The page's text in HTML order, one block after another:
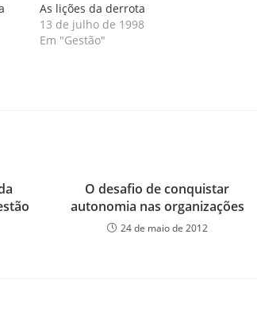
As lições da derrota
13 de julho de 1998
Em "Gestão"
O desafio de conquistar
autonomia nas organizações
24 de maio de 2012